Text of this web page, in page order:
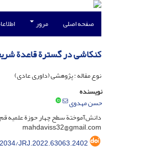
صفحه اصلی مرور
کنکاشی در گسترة قاعدة
نوع مقاله : پژوهشی (داوری عادی)
نویسنده
حسن مهدوی
دانش‌آموختة سطح چهار حوزة علمیه
mahdaviss32@gmail.com
JRJ.2022.63063.2402